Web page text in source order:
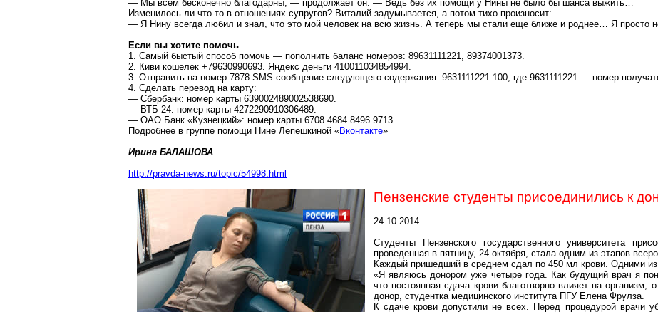
— Мы всем бесконечно благодарны, — продолжает он. — Ведь без их помощи у Нины не было бы шанса выжить…
Изменилось ли что-то в отношениях супругов? Виталий задумывается, а потом тихо произносит:
— Я Нину всегда любил и знал, что это мой человек на всю жизнь. А теперь мы стали еще ближе и роднее… Я просто
Если вы хотите помочь
1. Самый быстый способ помочь — пополнить баланс номеров: 89631111221, 89374001373.
2. Киви кошелек +79630990693. Яндекс деньги 410011034854994.
3. Отправить на номер 7878 SMS-сообщение следующего содержания: 9631111221 100, где 9631111221 — номер
4. Сделать перевод на карту:
— Сбербанк: номер карты 639002489002538690.
— ВТБ 24: номер карты 4272290910306489.
— ОАО Банк «Кузнецкий»: номер карты 6708 4684 8496 9713.
Подробнее в группе помощи Нине Лепешкиной «Вконтакте»
Ирина БАЛАШОВА
http://pravda-news.ru/topic/54998.html
Пензенские студенты присоединились к
24.10.2014
Студенты Пензенского государственного университета
проведенная в пятницу, 24 октября, стала одним из этапов
Каждый пришедший в среднем сдал по 450 мл крови. Одними
«Я являюсь донором уже четыре года. Как будущий врач я
что постоянная сдача крови благотворно влияет на
донор, студентка медицинского института ПГУ Елена Фрулза.
К сдаче крови допустили не всех. Перед процедурой врачи